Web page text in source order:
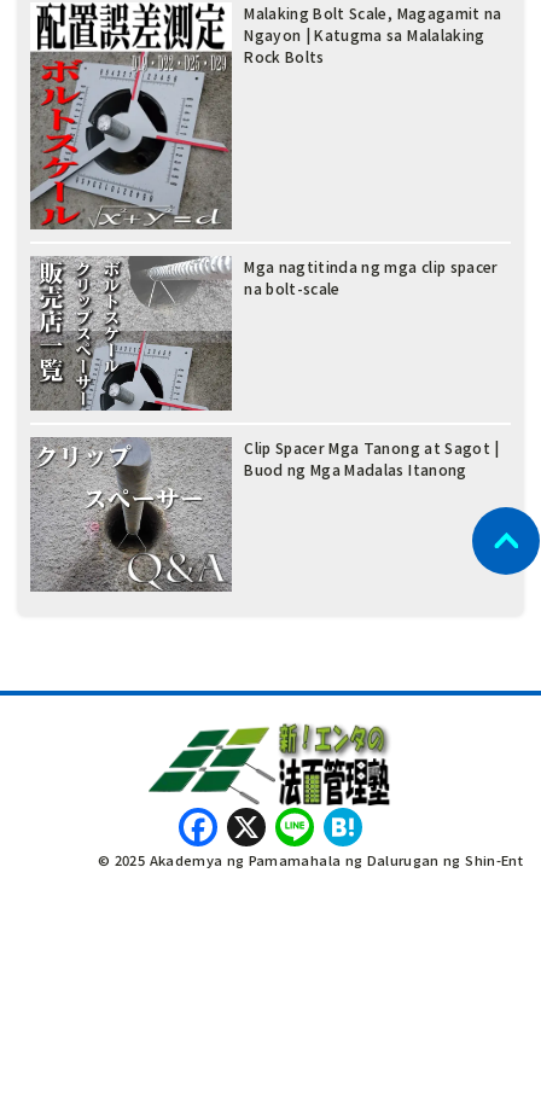
Malaking Bolt Scale, Magagamit na
Ngayon | Katugma sa Malalaking
Rock Bolts
Mga nagtitinda ng mga clip spacer
na bolt-scale
Clip Spacer Mga Tanong at Sagot |
Buod ng Mga Madalas Itanong
Facebook
X Line
© 2025 Akademya ng Pamamahala ng Dalurugan ng Shin-Ent